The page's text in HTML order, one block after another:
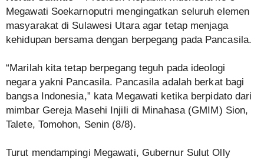
Megawati Soekarnoputri mengingatkan seluruh elemen
masyarakat di Sulawesi Utara agar tetap menjaga
kehidupan bersama dengan berpegang pada Pancasila.
“Marilah kita tetap berpegang teguh pada ideologi
negara yakni Pancasila. Pancasila adalah berkat bagi
bangsa Indonesia,” kata Megawati ketika berpidato dari
mimbar Gereja Masehi Injili di Minahasa (GMIM) Sion,
Talete, Tomohon, Senin (8/8).
Turut mendampingi Megawati, Gubernur Sulut Olly